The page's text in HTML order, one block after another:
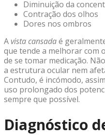
Diminuição da
Contração dos olhos
Dores nos ombros
Avista cansadaé
que tende a melhorar com
de se tomar medicação.
a estrutura ocular nem
Contudo, é incómodo,
uso prolongado dos
sempre que possível.
Diagnóstico